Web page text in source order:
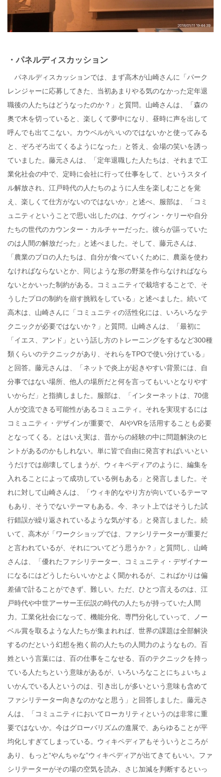
・パネルディスカッション
パネルディスカッションでは、まず高木が山崎さんに「パーク
レンジャーに応募してきた、当初あまりやる気のなかった定年退
職後の人たちはどうなったのか？」と質問。山崎さんは、「森の
奥で木を切っていると、楽しくて夢中になり、昼時に声を出して
呼んでも出てこない。カウベルがいいのではないかと使ってみる
と、ぞろぞろ出てくるようになった」と答え、会場の笑いを誘っ
ていました。藤元さんは、「定年退職した人たちは、それまで工
業化社会の中で、定時に会社に行って仕事をして、というスタイ
ル解放され、江戸時代の人たちのように人生を楽しむことを覚
え、楽しくて仕方がないのではないか」と述べ、服部は、「コミ
ュニティということで思い出したのは、ケヴィン・ケリーや自分
たちの世代のカウンター・カルチャーだった。彼らが謳っていた
のは人間の解放だった」と述べました。そして、藤元さんは、
「農業のプロの人たちは、自分が食べていくために、農薬を使わ
なければならないとか、同じような形の野菜を作らなければなら
ないとかいった制約がある。コミュニティで栽培することで、そ
うしたプロの制約を崩す挑戦をしている」と述べました。続いて
高木は、山崎さんに「コミュニティの活性化には、いろいろなテ
クニックが必要ではないか？」と質問。山崎さんは、「最初に
「イエス、アンド」という話し方のトレーニングをするなど300種
類くらいのテクニックがあり、それらをTPOで使い分けている」
と回答。藤元さんは、「ネットで炎上が起きやすい背景には、自
分事ではない場所、他人の場所だと何を言ってもいいとなりやす
いからだ」と指摘しました。服部は、「インターネットは、70億
人が交流できる可能性があるコミュニティ。それを実現するには
コミュニティ・デザインが重要で、 AIやVRを活用することも必要
となってくる。とはいえ実は、昔からの経験の中に問題解決のヒ
ントがあるのかもしれない。単に皆で自由に発言すればいいとい
うだけでは崩壊してしまうが、ウィキペディアのように、編集を
入れることによって成功している例もある」と発言しました。そ
れに対して山崎さんは、「ウィキ的なやり方が向いているテーマ
もあり、そうでないテーマもある。今、ネット上ではそうした試
行錯誤が繰り返されているような気がする」と発言しました。続
いて、高木が「ワークショップでは、ファシリテーターが重要だ
と言われているが、それについてどう思うか？」と質問し、山崎
さんは、「優れたファシリテーター、コミュニティ・デザイナー
になるにはどうしたらいいかとよく聞かれるが、こればかりは偏
差値で計ることができず、難しい。ただ、ひとつ言えるのは、江
戸時代や中世アーサー王伝説の時代の人たちが持っていた人間
力。工業化社会になって、機能分化、専門分化していって、ノー
ベル賞を取るような人たちが集まれれば、世界の課題は全部解決
するのだという幻想を抱く前の人たちの人間力のようなもの。百
姓という言葉には、百の仕事をこなせる、百のテクニックを持っ
ている人たちという意味があるが、いろいろなことにちょいちょ
いかんでいる人というのは、引き出しが多いという意味も含めて
ファシリテーター向きなのかなと思う」と回答しました。藤元さ
んは、「コミュニティにおいてローカリティというのは非常に重
要ではないか。今はグローバリズムの進展で、あらゆることが平
均化しすぎてしまっている。ウィキペディアもそういうところが
あり、もっと“やんちゃな”ウィキペディアが出てきてもいい。ファ
シリテーターがその場の空気を読み、さじ加減を判断するといっ